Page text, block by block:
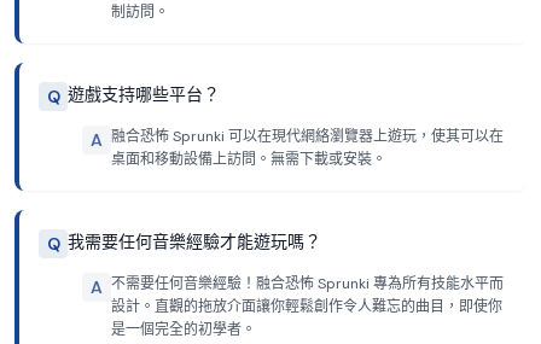
制訪問。
Q 遊戲支持哪些平台？
A 融合恐怖 Sprunki 可以在現代網絡瀏覽器上遊玩，使其可以在
桌面和移動設備上訪問。無需下載或安裝。
Q 我需要任何音樂經驗才能遊玩嗎？
A 不需要任何音樂經驗！融合恐怖 Sprunki 專為所有技能水平而
設計。直觀的拖放介面讓你輕鬆創作令人難忘的曲目，即使你
是一個完全的初學者。